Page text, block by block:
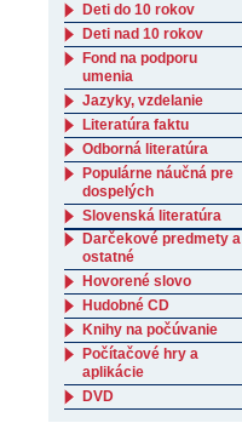
Deti do 10 rokov
Deti nad 10 rokov
Fond na podporu
umenia
Jazyky, vzdelanie
Literatúra faktu
Odborná literatúra
Populárne náučná pre
dospelých
Slovenská literatúra
Darčekové predmety a
ostatné
Hovorené slovo
Hudobné CD
Knihy na počúvanie
Počítačové hry a
aplikácie
DVD